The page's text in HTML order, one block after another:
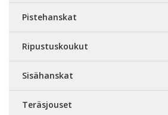
Pistehanskat
Ripustuskoukut
Sisähanskat
Teräsjouset